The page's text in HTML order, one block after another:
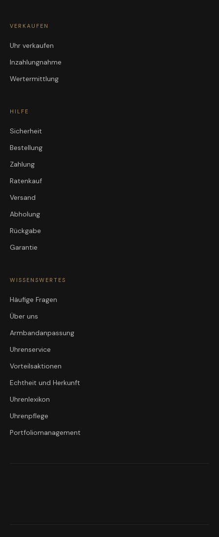
VERKAUFEN
Uhr verkaufen
Inzahlungnahme
Wertermittlung
HILFE
Sicherheit
Bestellung
Zahlung
Ratenkauf
Versand
Abholung
Rückgabe
Garantie
WISSENSWERTES
Häufige Fragen
Über uns
Armbandanpassung
Uhrenservice
Vorteilsaktionen
Echtheit und Herkunft
Uhrenlexikon
Uhrenpflege
Portfoliomanagement